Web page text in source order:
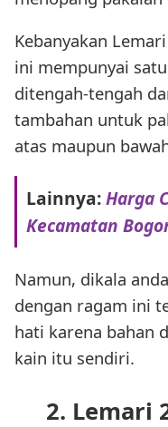
Kebanyakan
ini mempunyai
ditengah-tengah
tambahan untuk
atas maupun
Lainnya:Harga
Kecamatan
Namun, dikala
dengan ragam ini
hati karena bahan
kain itu sendiri.
2. Lemari